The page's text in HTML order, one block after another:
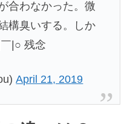
合わなかった。微
構臭いする。しか
|○ 残念
April 21, 2019